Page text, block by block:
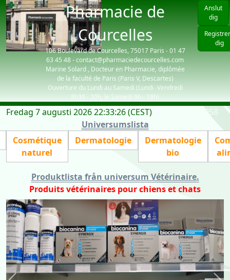
Pharmacie de
Courcelles
106 Boulevard de Courcelles, 75017 Paris - 01 47
63 45 48 - contact@pharmaciedecourcelles.com
Marine Solard , Docteur en Pharmacie, diplômée
de la faculté de Paris (Paris V, Descartes)
Ouverture du Lundi au Samedi (Lundi -Vendredi
8h30 - 20h, le Samedi 9h - 19h)
Anslut
dig
dig
Fredag 7 augusti 2026 22:33:26 (CEST)
| visiteurs: 3058
Universumslista
Cosmétique
naturel
Dermatologie
Dermatologie
bio
Produktlista från universum Vétérinaire.
Produits vétérinaires pour chiens et chats